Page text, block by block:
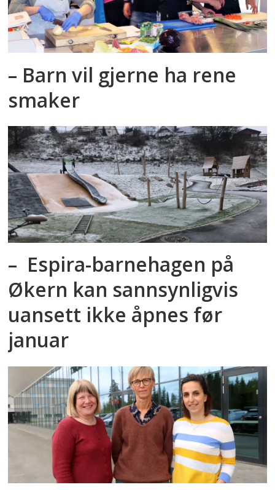
– Barn vil gjerne ha rene
smaker
– Espira-barnehagen på
Økern kan sannsynligvis
uansett ikke åpnes før
januar